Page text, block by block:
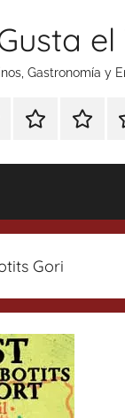
Gastronomía y
Enoturismo
Gastronomía
Ranking
Gori